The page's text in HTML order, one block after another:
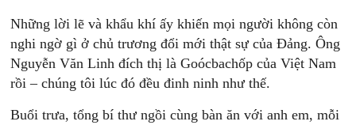
Những lời lẽ và khẩu khí ấy khiến mọi người không còn
nghi ngờ gì ở chủ trương đổi mới thật sự của Đảng. Ông
Nguyễn Văn Linh đích thị là Goócbachốp của Việt Nam
rồi – chúng tôi lúc đó đều đinh ninh như thế.
Buổi trưa, tổng bí thư ngồi cùng bàn ăn với anh em, mỗi